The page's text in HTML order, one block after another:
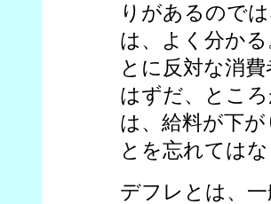
りがあるので
は、よく分か
とに反対な消
はずだ、とこ
は、給料が下
とを忘れては
デフレとは、